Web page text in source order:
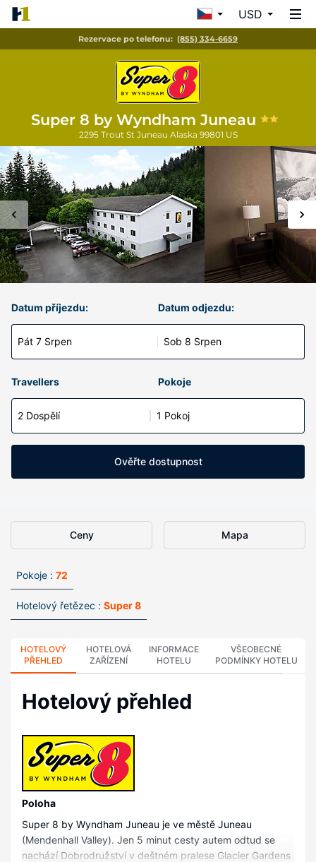
USD
Rezervace po telefonu: (855) 334-6659
Super 8 by Wyndham Juneau
2295 Trout St Juneau Alaska 99801 US
Datum příjezdu:
Pát 7 Srpen
Datum odjezdu:
Sob 8 Srpen
Travellers Pokoje
2 Dospělí 1 Pokoj
Ověřte dostupnost
Ceny Mapa
Pokoje : 72
Hotelový řetězec : Super 8
HOTELOVÝ
PŘEHLED
HOTELOVÁ
ZAŘÍZENÍ
INFORMACE
HOTELU
VŠEOBECNÉ
PODMÍNKY HOTELU
Hotelový přehled
Poloha
Super 8 by Wyndham Juneau je ve městě Juneau
(Mendenhall Valley). Jen 5 minut cesty autem odtud se
nachází Dobrodružství v deštném pralese Glacier Gardens